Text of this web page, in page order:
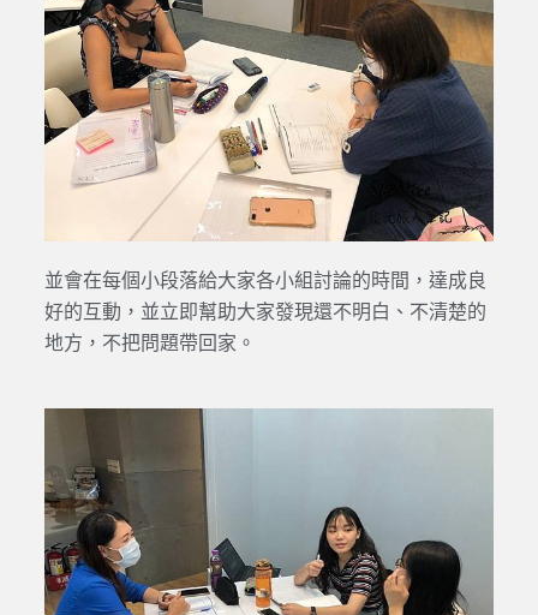
並會在每個小段落給大家各小組討論的時間，達成良
好的互動，並立即幫助大家發現還不明白、不清楚的
地方，不把問題帶回家。